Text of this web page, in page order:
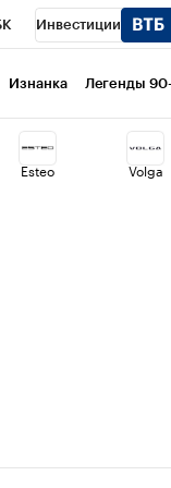
Инвестиции
Город
Франшизы
Изнанка Легенды
Esteo Volga